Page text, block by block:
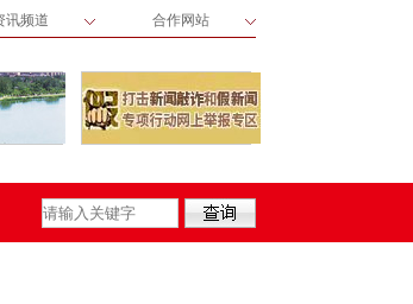
讯频道 合作网站